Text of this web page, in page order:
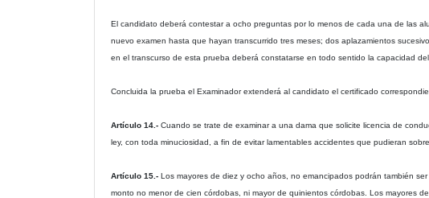
El candidato deberá contestar a ocho preguntas por lo menos de cada una de las
nuevo examen hasta que hayan transcurrido tres meses; dos aplazamientos
en el transcurso de esta prueba deberá constatarse en todo sentido la capacidad
Concluida la prueba el Examinador extenderá al candidato el certificado
Artículo 14.- Cuando se trate de examinar a una dama que solicite licencia de
ley, con toda minuciosidad, a fin de evitar lamentables accidentes que pudieran
Artículo 15.- Los mayores de diez y ocho años, no emancipados podrán también
monto no menor de cien córdobas, ni mayor de quinientos córdobas. Los mayores